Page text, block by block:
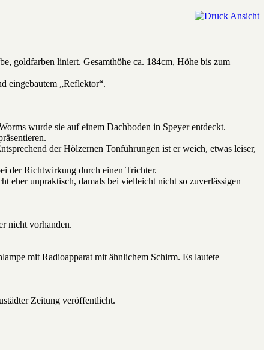
goldfarben liniert. Gesamthöhe ca. 184cm, Höhe bis zum
eingebautem „Reflektor“.
wurde sie auf einem Dachboden in Speyer entdeckt.
der Hölzernen Tonführungen ist er weich, etwas leiser,
der Richtwirkung durch einen Trichter.
eher unpraktisch, damals bei vielleicht nicht so zuverlässigen
nicht vorhanden.
mit Radioapparat mit ähnlichem Schirm. Es lautete
Zeitung veröffentlicht.